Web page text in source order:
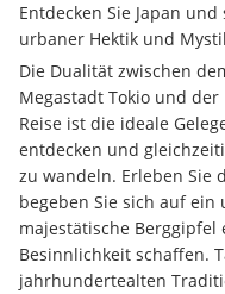
Entdecken Sie Japan
urbaner Hektik und
Die Dualität zwischen
Megastadt Tokio und
Reise ist die ideale
entdecken und
zu wandeln. Erleben Sie
begeben Sie sich auf ein
majestätische
Besinnlichkeit schaffen.
jahrhundertealten